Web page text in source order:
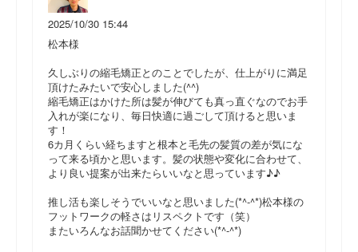
2025/10/30 15:44
松本様
久しぶりの縮毛矯正とのことでしたが、仕上がりに満足
頂けたみたいで安心しました(^^)
縮毛矯正はかけた所は髪が伸びても真っ直ぐなのでお手
入れが楽になり、毎日快適に過ごして頂けると思いま
す！
6カ月くらい経ちますと根本と毛先の髪質の差が気にな
って来る頃かと思います。髪の状態や変化に合わせて、
より良い提案が出来たらいいなと思っています♪♪
推し活も楽しそうでいいなと思いました(*^-^*)松本様の
フットワークの軽さはリスペクトです（笑）
またいろんなお話聞かせてください(*^-^*)